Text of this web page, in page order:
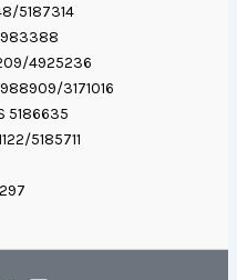
5187314
4925236
3171016
5186635
5185711